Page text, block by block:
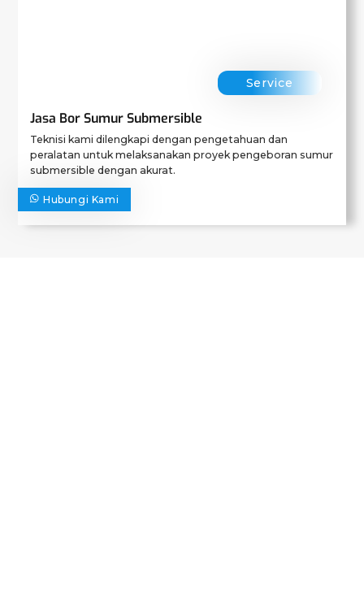
Service
Jasa Bor Sumur Submersible
Teknisi kami dilengkapi dengan pengetahuan dan
peralatan untuk melaksanakan proyek pengeboran sumur
submersible dengan akurat.
Hubungi Kami